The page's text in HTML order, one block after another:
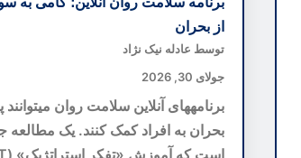
del
بهترین
اروپا
با
از بحران
توسط عادله نیک نژاد
جولای 30, 2026
برنامههای آنلاین سلامت روان
بحران به افراد کمک کنند. یک مطالعه